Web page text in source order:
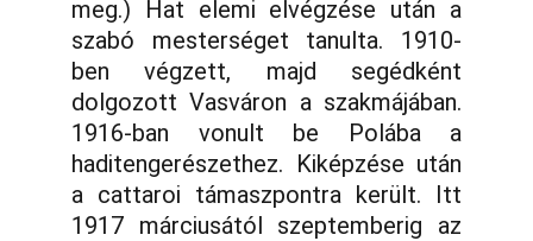
meg.) Hat elemi elvégzése után a
szabó mesterséget tanulta. 1910-
ben végzett, majd segédként
dolgozott Vasváron a szakmájában.
1916-ban vonult be Polába a
haditengerészethez. Kiképzése után
a cattaroi támaszpontra került. Itt
1917 márciusától szeptemberig az